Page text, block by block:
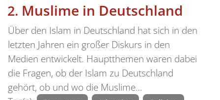
Muslime in Deutschland
Über den Islam in Deutschland hat sich in den
letzten Jahren ein großer Diskurs in den
Medien entwickelt. Hauptthemen waren dabei
die Fragen, ob der Islam zu Deutschland
gehört, ob und wo die Muslime…